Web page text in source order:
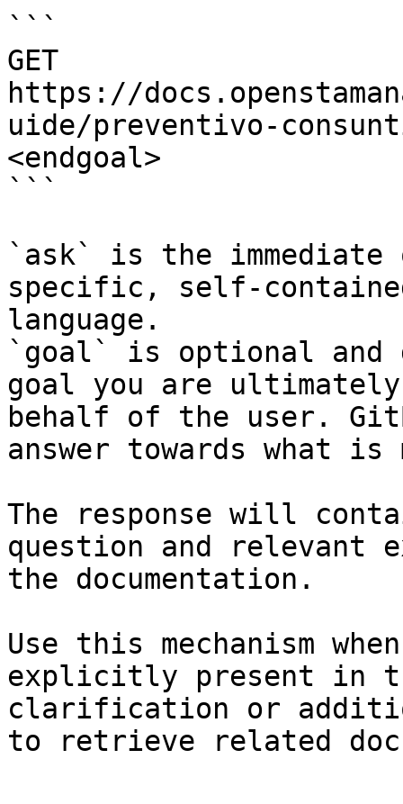
```
GET
https://
uide/preventivo-
<endgoal>
```
`ask` is the
specific, self-
language.
`goal` is optional and
goal you are
behalf of the user.
answer towards what
The response will
question and relevant
the documentation.
Use this mechanism
explicitly present in
clarification or